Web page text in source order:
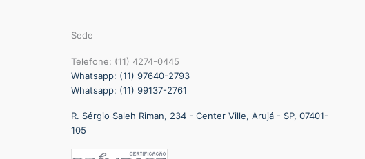
Sede
Telefone: (11) 4274-0445
Whatsapp: (11) 97640-2793
Whatsapp: (11) 99137-2761
R. Sérgio Saleh Riman, 234 - Center Ville, Arujá - SP, 07401-
105